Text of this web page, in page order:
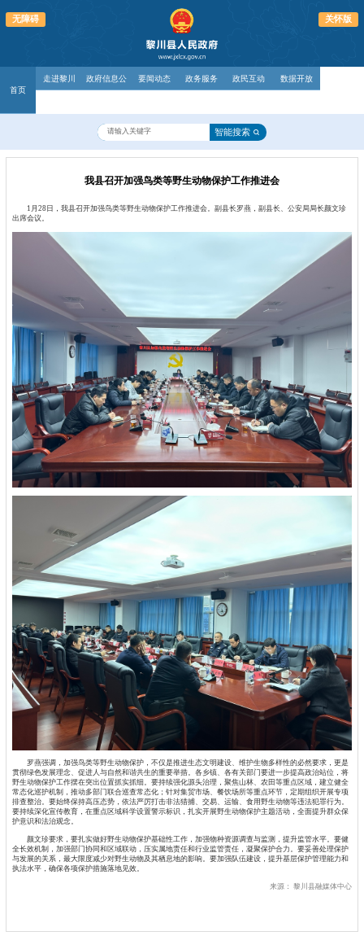
关怀版
无障碍
首页
走进黎川 政府信息公 要闻动态 政务服务 政民互动 数据开放
智能搜索
我县召开加强鸟类等野生动物保护工作推进会
1月28日，我县召开加强鸟类等野生动物保护工作推进会。副县长罗燕，副县长、公安局局长颜文珍
出席会议。
罗燕强调，加强鸟类等野生动物保护，不仅是推进生态文明建设、维护生物多样性的必然要求，更是
贯彻绿色发展理念、促进人与自然和谐共生的重要举措。各乡镇、各有关部门要进一步提高政治站位，将
野生动物保护工作摆在突出位置抓实抓细。要持续强化源头治理，聚焦山林、农田等重点区域，建立健全
常态化巡护机制，推动多部门联合巡查常态化；针对集贸市场、餐饮场所等重点环节，定期组织开展专项
排查整治。要始终保持高压态势，依法严厉打击非法猎捕、交易、运输、食用野生动物等违法犯罪行为。
要持续深化宣传教育，在重点区域科学设置警示标识，扎实开展野生动物保护主题活动，全面提升群众保
护意识和法治观念。
颜文珍要求，要扎实做好野生动物保护基础性工作，加强物种资源调查与监测，提升监管水平。要健
全长效机制，加强部门协同和区域联动，压实属地责任和行业监管责任，凝聚保护合力。要妥善处理保护
与发展的关系，最大限度减少对野生动物及其栖息地的影响。要加强队伍建设，提升基层保护管理能力和
执法水平，确保各项保护措施落地见效。
来源： 黎川县融媒体中心